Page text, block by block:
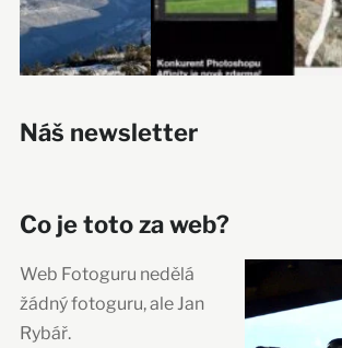
Náš newsletter
Co je toto za web?
Web Fotoguru nedělá
žádný fotoguru, ale Jan
Rybář.